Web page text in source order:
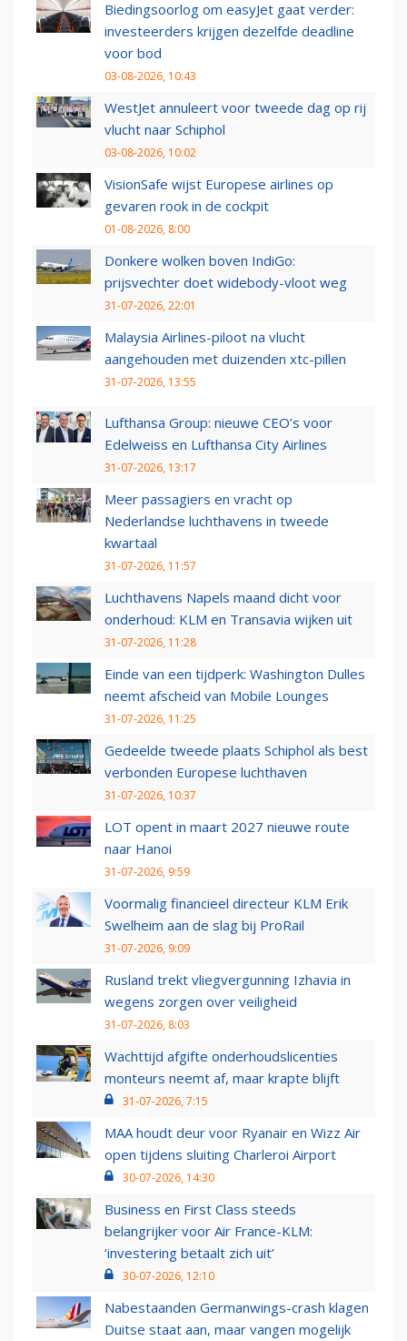
Biedingsoorlog om easyJet gaat verder:
investeerders krijgen dezelfde deadline
voor bod
03-08-2026, 10:43
WestJet annuleert voor tweede dag op rij
vlucht naar Schiphol
03-08-2026, 10:02
VisionSafe wijst Europese airlines op
gevaren rook in de cockpit
01-08-2026, 8:00
Donkere wolken boven IndiGo:
prijsvechter doet widebody-vloot weg
31-07-2026, 22:01
Malaysia Airlines-piloot na vlucht
aangehouden met duizenden xtc-pillen
31-07-2026, 13:55
Lufthansa Group: nieuwe CEO’s voor
Edelweiss en Lufthansa City Airlines
31-07-2026, 13:17
Meer passagiers en vracht op
Nederlandse luchthavens in tweede
kwartaal
31-07-2026, 11:57
Luchthavens Napels maand dicht voor
onderhoud: KLM en Transavia wijken uit
31-07-2026, 11:28
Einde van een tijdperk: Washington Dulles
neemt afscheid van Mobile Lounges
31-07-2026, 11:25
Gedeelde tweede plaats Schiphol als best
verbonden Europese luchthaven
31-07-2026, 10:37
LOT opent in maart 2027 nieuwe route
naar Hanoi
31-07-2026, 9:59
Voormalig financieel directeur KLM Erik
Swelheim aan de slag bij ProRail
31-07-2026, 9:09
Rusland trekt vliegvergunning Izhavia in
wegens zorgen over veiligheid
31-07-2026, 8:03
Wachttijd afgifte onderhoudslicenties
monteurs neemt af, maar krapte blijft
31-07-2026, 7:15
MAA houdt deur voor Ryanair en Wizz Air
open tijdens sluiting Charleroi Airport
30-07-2026, 14:30
Business en First Class steeds
belangrijker voor Air France-KLM:
‘investering betaalt zich uit’
30-07-2026, 12:10
Nabestaanden Germanwings-crash klagen
Duitse staat aan, maar vangen mogelijk